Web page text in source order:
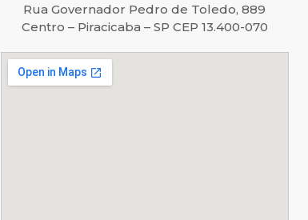
Rua Governador Pedro de Toledo, 889
Centro – Piracicaba – SP CEP 13.400-070